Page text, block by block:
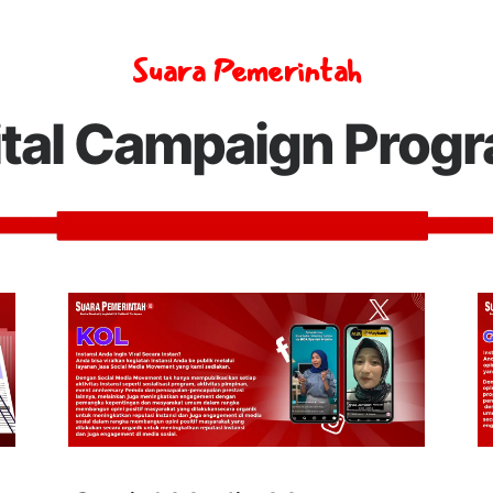
Suara Pemerintah
Campaign